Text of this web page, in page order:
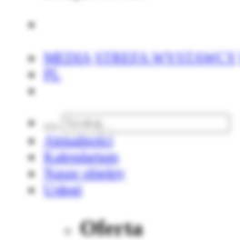
MEDIA STREFA WYSTAWCY
PL
Aktualności
Kalendarium
Nasze obiekty
Usługi
Oferta